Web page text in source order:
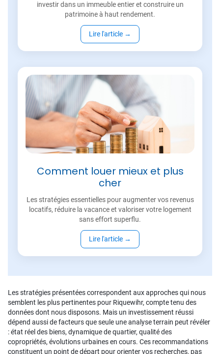
investir dans un immeuble entier et construire un
patrimoine à haut rendement.
Lire l'article →
Comment louer mieux et plus
cher
Les stratégies essentielles pour augmenter vos revenus
locatifs, réduire la vacance et valoriser votre logement
sans effort superflu.
Lire l'article →
Les stratégies présentées correspondent aux approches qui nous
semblent les plus pertinentes pour Riquewihr, compte tenu des
données dont nous disposons. Mais un investissement réussi
dépend aussi de facteurs que seule une analyse terrain peut révéler
: état réel des biens, dynamique de quartier, qualité des
copropriétés, évolutions urbaines en cours. Ces recommandations
constituent un point de départ pour orienter vos recherches, pas